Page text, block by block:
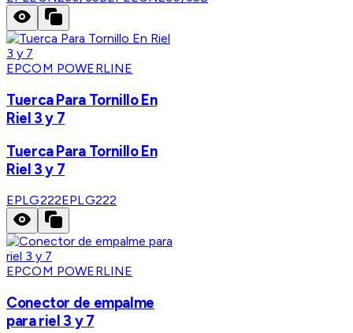
EPCOM POWERLINE
Tuerca Para Tornillo En
Riel 3 y 7
Tuerca Para Tornillo En
Riel 3 y 7
EPLG222EPLG222
EPCOM POWERLINE
Conector de empalme
para riel 3 y 7